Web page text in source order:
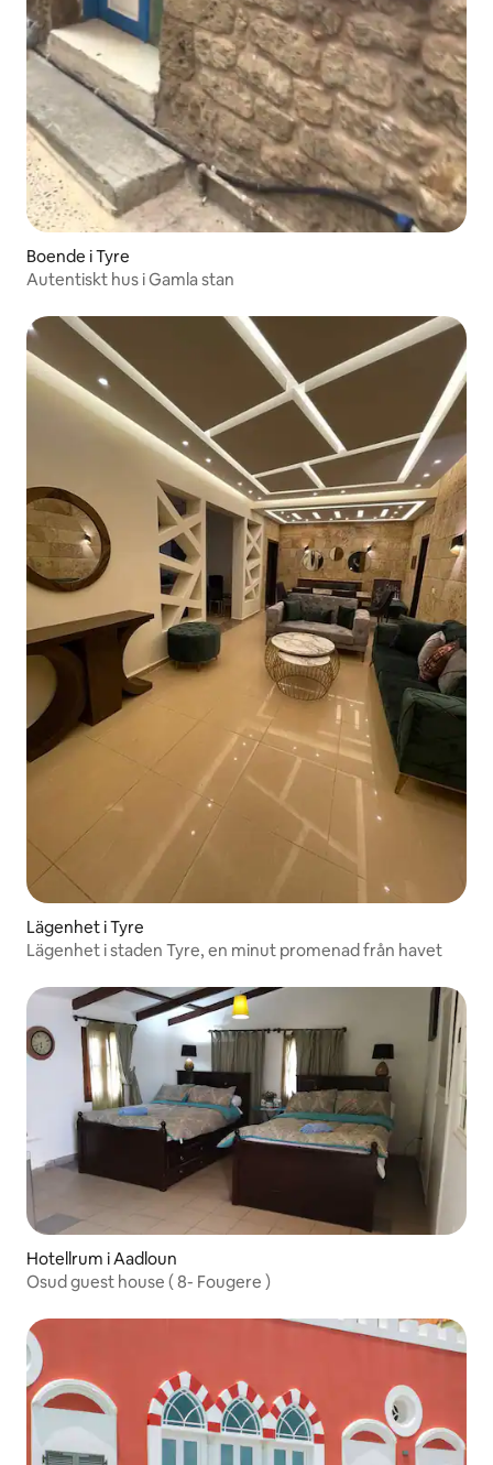
Boende i Tyre
Autentiskt hus i Gamla stan
Lägenhet i Tyre
Lägenhet i staden Tyre, en minut promenad från havet
Hotellrum i Aadloun
Osud guest house ( 8- Fougere )